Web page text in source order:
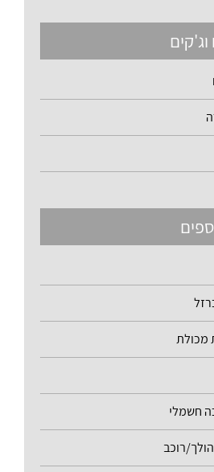
מכולת
חשמלי
רוכב